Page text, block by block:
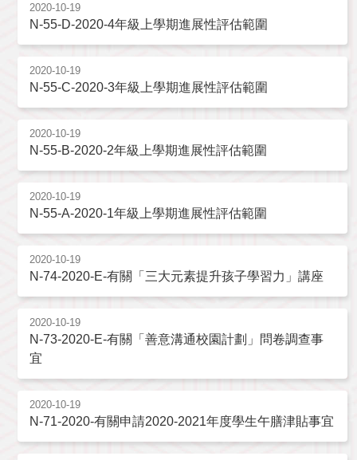
2020-10-19
N-55-D-2020-4年級上學期進展性評估範圍
2020-10-19
N-55-C-2020-3年級上學期進展性評估範圍
2020-10-19
N-55-B-2020-2年級上學期進展性評估範圍
2020-10-19
N-55-A-2020-1年級上學期進展性評估範圍
2020-10-19
N-74-2020-E-有關「三大元素提升孩子學習力」講座
2020-10-19
N-73-2020-E-有關「善意溝通校園計劃」問卷調查事
宜
2020-10-19
N-71-2020-有關申請2020-2021年度學生午膳津貼事宜